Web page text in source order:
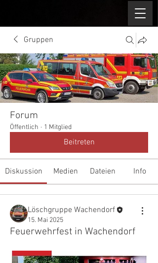
Gruppen
Forum
Öffentlich · 1 Mitglied
Beitreten
Diskussion Medien Dateien Info
Löschgruppe Wachendorf
15. Mai 2025
Feuerwehrfest in Wachendorf